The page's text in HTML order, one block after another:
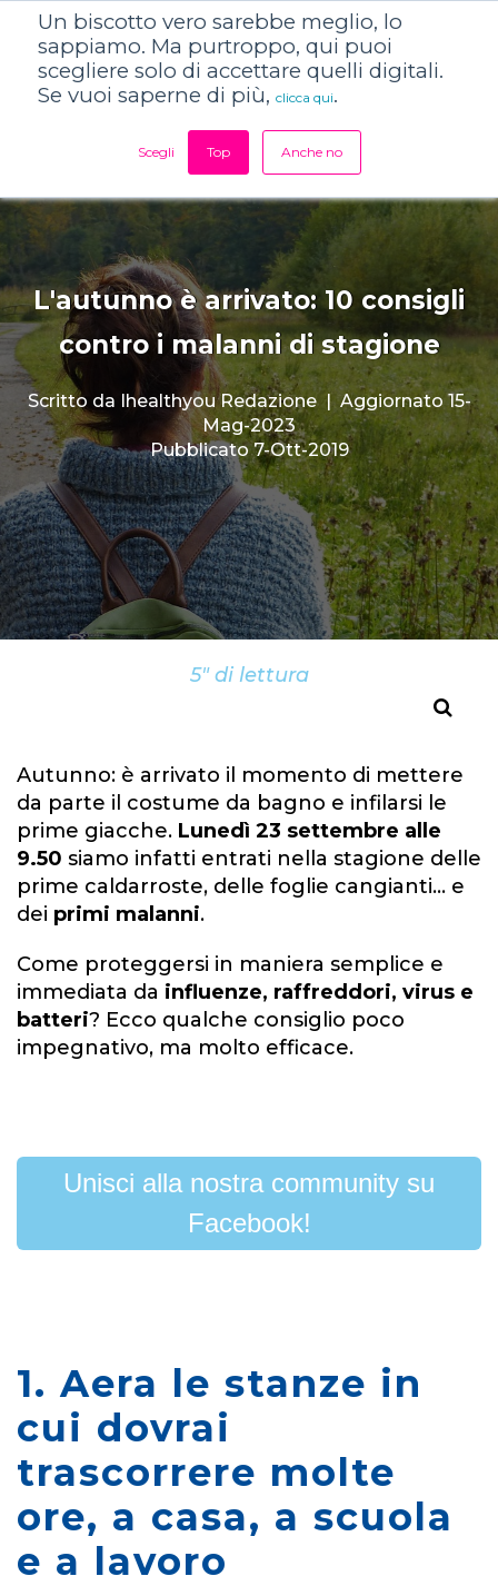
Un biscotto vero sarebbe meglio, lo
sappiamo. Ma purtroppo, qui puoi
scegliere solo di accettare quelli digitali.
Se vuoi saperne di più, clicca qui.
Scegli Top Anche no
L'autunno è arrivato: 10 consigli
contro i malanni di stagione
Scritto da Ihealthyou Redazione|Aggiornato 15-
Mag-2023
Pubblicato 7-Ott-2019
5" di lettura
Autunno: è arrivato il momento di mettere
da parte il costume da bagno e infilarsi le
prime giacche. Lunedì 23 settembre alle
9.50 siamo infatti entrati nella stagione delle
prime caldarroste, delle foglie cangianti... e
dei primi malanni.
Come proteggersi in maniera semplice e
immediata da influenze, raffreddori, virus e
batteri? Ecco qualche consiglio poco
impegnativo, ma molto efficace.
Unisci alla nostra community su
Facebook!
1. Aera le stanze in
cui dovrai
trascorrere molte
ore, a casa, a scuola
e a lavoro